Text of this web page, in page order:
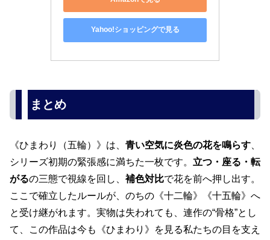
Yahoo!ショッピングで見る
まとめ
《ひまわり（五輪）》は、 青い空気に炎色の花を鳴らす
シリーズ初期の緊張感に満ちた一枚です。 立つ・座る・転
がるの三態で視線を回し、 補色対比で花を前へ押し出す。
ここで確立したルールが、のちの《十二輪》《十五輪》へ
と受け継がれます。実物は失われても、連作の“骨格”とし
て、この作品は今も《ひまわり》を見る私たちの目を支え